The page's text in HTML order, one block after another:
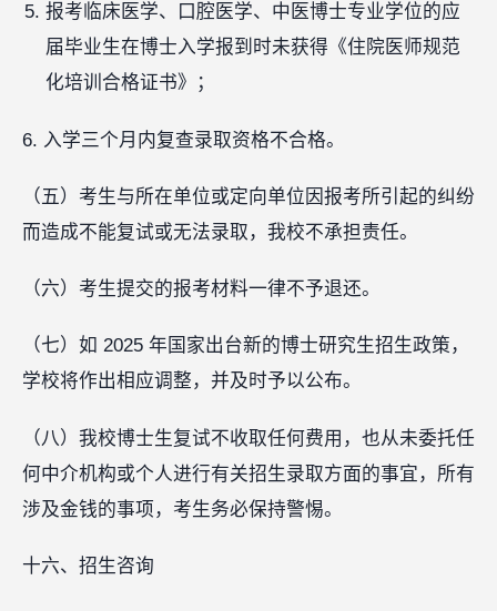
报考临床医学、口腔医学、中医博士专业学位的应
届毕业生在博士入学报到时未获得《住院医师规范
化培训合格证书》；
6. 入学三个月内复查录取资格不合格。
（五）考生与所在单位或定向单位因报考所引起的纠纷
而造成不能复试或无法录取，我校不承担责任。
（六）考生提交的报考材料一律不予退还。
（七）如 2025 年国家出台新的博士研究生招生政策，
学校将作出相应调整，并及时予以公布。
（八）我校博士生复试不收取任何费用，也从未委托任
何中介机构或个人进行有关招生录取方面的事宜，所有
涉及金钱的事项，考生务必保持警惕。
十六、招生咨询